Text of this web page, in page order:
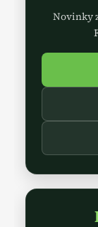
Novinky